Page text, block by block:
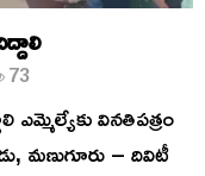
73
వినతిపత్రం
మణుగూరు – దివిటీ